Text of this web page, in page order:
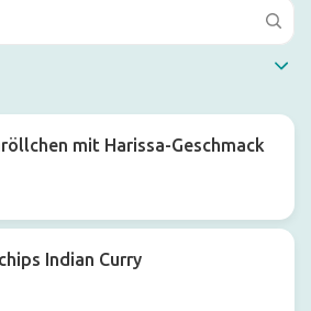
mit Harissa-Geschmack
Indian Curry